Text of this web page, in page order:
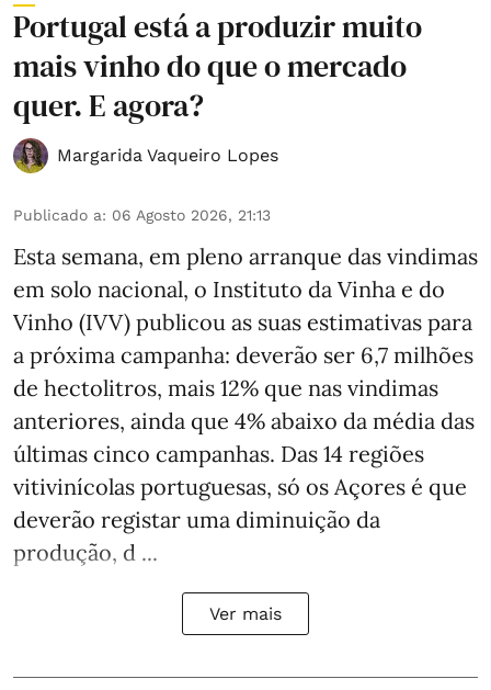
Portugal está a produzir muito
mais vinho do que o mercado
quer. E agora?
Margarida Vaqueiro Lopes
Publicado a: 06 Agosto 2026, 21:13
Esta semana, em pleno arranque das vindimas
em solo nacional, o Instituto da Vinha e do
Vinho (IVV) publicou as suas estimativas para
a próxima campanha: deverão ser 6,7 milhões
de hectolitros, mais 12% que nas vindimas
anteriores, ainda que 4% abaixo da média das
últimas cinco campanhas. Das 14 regiões
vitivinícolas portuguesas, só os Açores é que
deverão registar uma diminuição da
produção, d ...
Ver mais